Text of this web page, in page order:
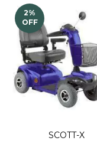
2%
OFF
SCOTT-X